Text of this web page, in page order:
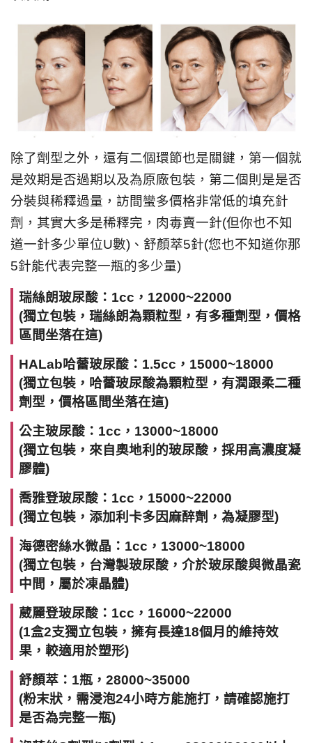
除了劑型之外，還有二個環節也是關鍵，第一個就
是效期是否過期以及為原廠包裝，第二個則是是否
分裝與稀釋過量，訪間蠻多價格非常低的填充針
劑，其實大多是稀釋完，肉毒賣一針(但你也不知
道一針多少單位U數)、舒顏萃5針(您也不知道你那
5針能代表完整一瓶的多少量)
瑞絲朗玻尿酸：1cc，12000~22000
(獨立包裝，瑞絲朗為顆粒型，有多種劑型，價格
區間坐落在這)
HALab哈蕾玻尿酸：1.5cc，15000~18000
(獨立包裝，哈蕾玻尿酸為顆粒型，有潤跟柔二種
劑型，價格區間坐落在這)
公主玻尿酸：1cc，13000~18000
(獨立包裝，來自奧地利的玻尿酸，採用高濃度凝
膠體)
喬雅登玻尿酸：1cc，15000~22000
(獨立包裝，添加利卡多因麻醉劑，為凝膠型)
海德密絲水微晶：1cc，13000~18000
(獨立包裝，台灣製玻尿酸，介於玻尿酸與微晶瓷
中間，屬於凍晶體)
葳麗登玻尿酸：1cc，16000~22000
(1盒2支獨立包裝，擁有長達18個月的維持效
果，較適用於塑形)
舒顏萃：1瓶，28000~35000
(粉末狀，需浸泡24小時方能施打，請確認施打
是否為完整一瓶)